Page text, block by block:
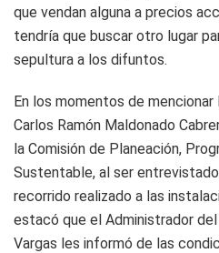
que vendan alguna a precios
tendría que buscar otro lugar
sepultura a los difuntos.
En los momentos de
Carlos Ramón Maldonado
la Comisión de Planeación,
Sustentable, al ser
recorrido realizado a las
estacó que el Administrador
Vargas les informó de las